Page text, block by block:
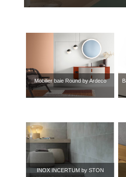
Mobilier baie Round by Ardeco
INOX INCERTUM by STON